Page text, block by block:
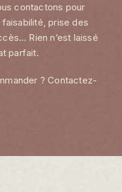
contactons pour
prise des
Rien n’est laissé
parfait.
? Contactez-